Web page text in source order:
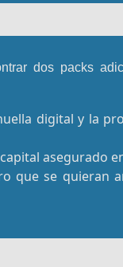
dos packs
digital y la
asegurado
que se quieran